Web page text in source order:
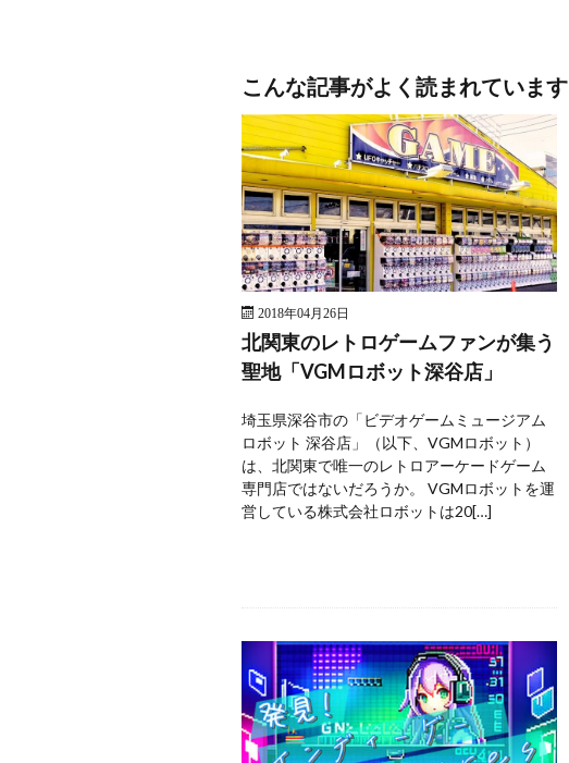
こんな記事がよく読まれています
2018年04月26日
北関東のレトロゲームファンが集う
聖地「VGMロボット深谷店」
埼玉県深谷市の「ビデオゲームミュージアム
ロボット 深谷店」（以下、VGMロボット）
は、北関東で唯一のレトロアーケードゲーム
専門店ではないだろうか。 VGMロボットを運
営している株式会社ロボットは20[…]